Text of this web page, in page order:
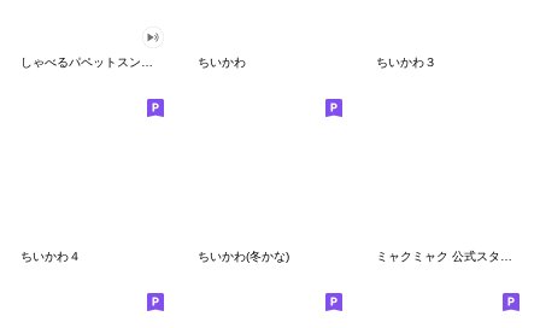
ちいかわ ちいかわ３
ちいかわ４ ちいかわ(冬かな)